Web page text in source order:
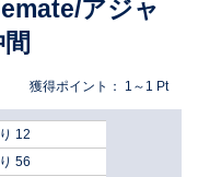
アジャ
獲得ポイント： 1～1 Pt
12
56